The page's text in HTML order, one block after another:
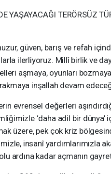
YAŞAYACAĞI TERÖRSÜZ
güven, barış ve refah
ilerliyoruz. Millî birlik ve
aşmaya, oyunları
inşallah devam
evrensel değerleri
‘daha adil bir dünya’
üzere, pek çok kriz
insanî yardımlarımızla
ardına kadar açmanın